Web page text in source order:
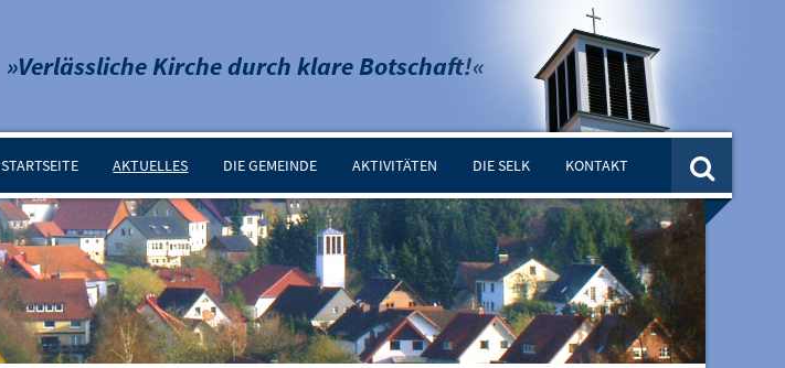
»Verlässliche Kirche durch klare Botschaft!«
STARTSEITE AKTUELLES DIE GEMEINDE AKTIVITÄTEN DIE SELK KONTAKT